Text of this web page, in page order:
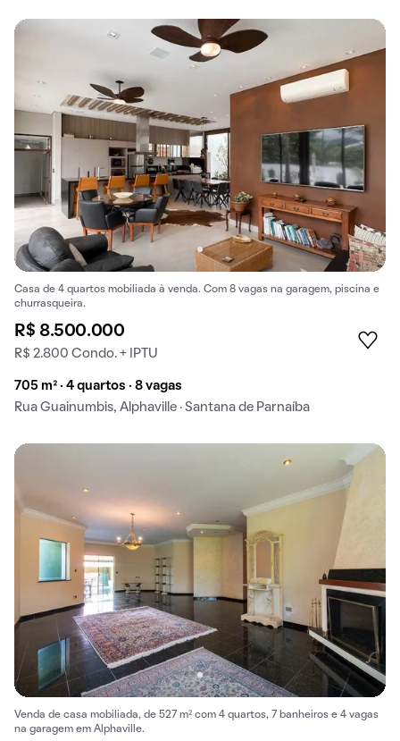
Casa de 4 quartos mobiliada à venda. Com 8 vagas na garagem, piscina e
churrasqueira.
R$ 8.500.000
R$ 2.800 Condo. + IPTU
705 m² · 4 quartos · 8 vagas
Rua Guainumbis, Alphaville · Santana de Parnaíba
Venda de casa mobiliada, de 527 m² com 4 quartos, 7 banheiros e 4 vagas
na garagem em Alphaville.